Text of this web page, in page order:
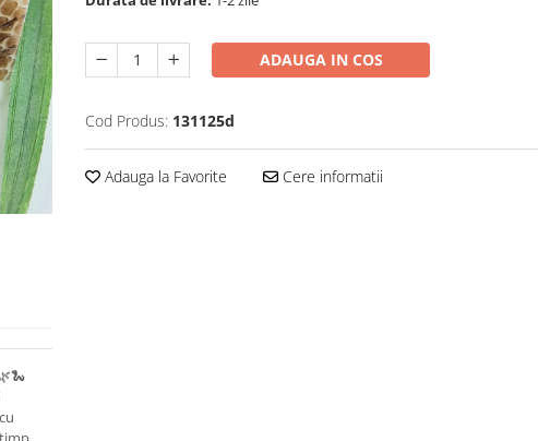
ADAUGA IN COS
Cod Produs: 131125d
Adauga la Favorite Cere informatii